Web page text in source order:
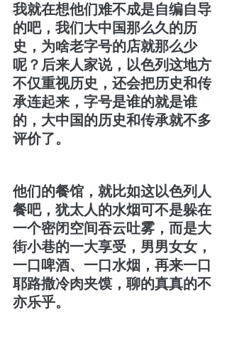
我就在想他们难不成是自编自导
的吧，我们大中国那么久的历
史，为啥老字号的店就那么少
呢？后来人家说，以色列这地方
不仅重视历史，还会把历史和传
承连起来，字号是谁的就是谁
的，大中国的历史和传承就不多
评价了。
他们的餐馆，就比如这以色列人
餐吧，犹太人的水烟可不是躲在
一个密闭空间吞云吐雾，而是大
街小巷的一大享受，男男女女，
一口啤酒、一口水烟，再来一口
耶路撒冷肉夹馍，聊的真真的不
亦乐乎。